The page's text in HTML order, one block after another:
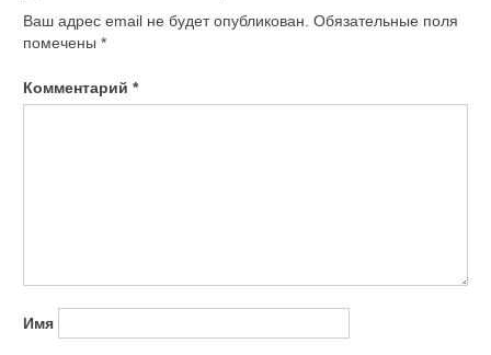
Ваш адрес email не будет опубликован. Обязательные поля
помечены *
Комментарий *
Имя